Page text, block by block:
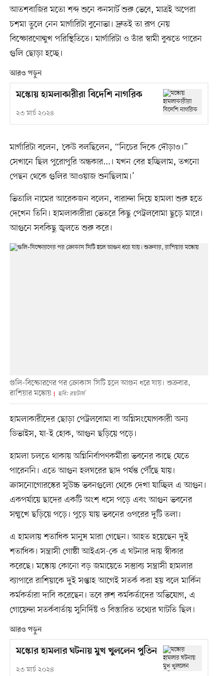
আতশবাজির মতো শব্দ শুনে কনসার্ট শুরু ভেবে, মাত্রই অপেরা
চশমা তুলে নেন মার্গারিটা বুনোভা। দ্রুতই তা রূপ নেয়
বিস্ফোরণোন্মুখ পরিস্থিতিতে। মার্গারিটা ও তাঁর স্বামী বুঝতে পারেন
গুলি ছোড়া হচ্ছে।
আরও পড়ুন
মস্কোয় হামলাকারীরা বিদেশি নাগরিক
২৩ মার্চ ২০২৪
মার্গারিটা বলেন, ‘কেউ বলছিলেন, “নিচের দিকে দৌড়াও।”
সেখানে ছিল পুরোপুরি অন্ধকার...। যখন বের হচ্ছিলাম, তখনো
পেছন থেকে গুলির আওয়াজ শুনছিলাম।’
ভিতালি নামের আরেকজন বলেন, বারান্দা দিয়ে হামলা শুরু হতে
দেখেন তিনি। হামলাকারীরা ভেতরে কিছু পেট্রলবোমা ছুড়ে মারে।
আগুনে সবকিছু জ্বলতে শুরু করে।
গুলি–বিস্ফোরণের পর ক্রোকাস সিটি হলে আগুন ধরে যায়। শুক্রবার,
রাশিয়ার মস্কোয়
ছবি: রয়টার্স
হামলাকারীদের ছোড়া পেট্রলবোমা বা অগ্নিসংযোগকারী অন্য
ডিভাইস, যা-ই হোক, আগুন ছড়িয়ে পড়ে।
হামলা চলতে থাকায় অগ্নিনির্বাপণকর্মীরা ভবনের কাছে যেতে
পারেননি। এতে আগুন হলঘরের ছাদ পর্যন্ত পৌঁছে যায়।
ক্রাসনোগোরস্কের সুউচ্চ ভবনগুলো থেকে দেখা যাচ্ছিল এ আগুন।
একপর্যায়ে ছাদের একটি অংশ ধসে পড়ে এবং আগুন ভবনের
সম্মুখে ছড়িয়ে পড়ে। পুড়ে যায় ভবনের ওপরের দুটি তলা।
এ হামলায় শতাধিক মানুষ মারা গেছেন। আহত হয়েছেন দুই
শতাধিক। সন্ত্রাসী গোষ্ঠী আইএস-কে এ ঘটনার দায় স্বীকার
করেছে। মস্কোয় কোনো বড় জমায়েতে সম্ভাব্য সন্ত্রাসী হামলার
ব্যাপারে রাশিয়াকে দুই সপ্তাহ আগেই সতর্ক করা হয় বলে মার্কিন
কর্মকর্তারা দাবি করেছেন। তবে রুশ কর্মকর্তাদের অভিযোগ, এ
গোয়েন্দা সতর্কবার্তায় সুনির্দিষ্ট ও বিস্তারিত তথ্যের ঘাটতি ছিল।
আরও পড়ুন
মস্কোর হামলার ঘটনায় মুখ খুললেন পুতিন
২৩ মার্চ ২০২৪